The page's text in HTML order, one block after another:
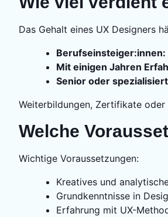
Das Gehalt eines UX Designers
Berufseinsteiger:innen:
Mit einigen Jahren
Senior oder
Weiterbildungen, Zertifikate
Welche
Wichtige Voraussetzungen:
Kreatives und
Grundkenntnisse in
Erfahrung mit UX-